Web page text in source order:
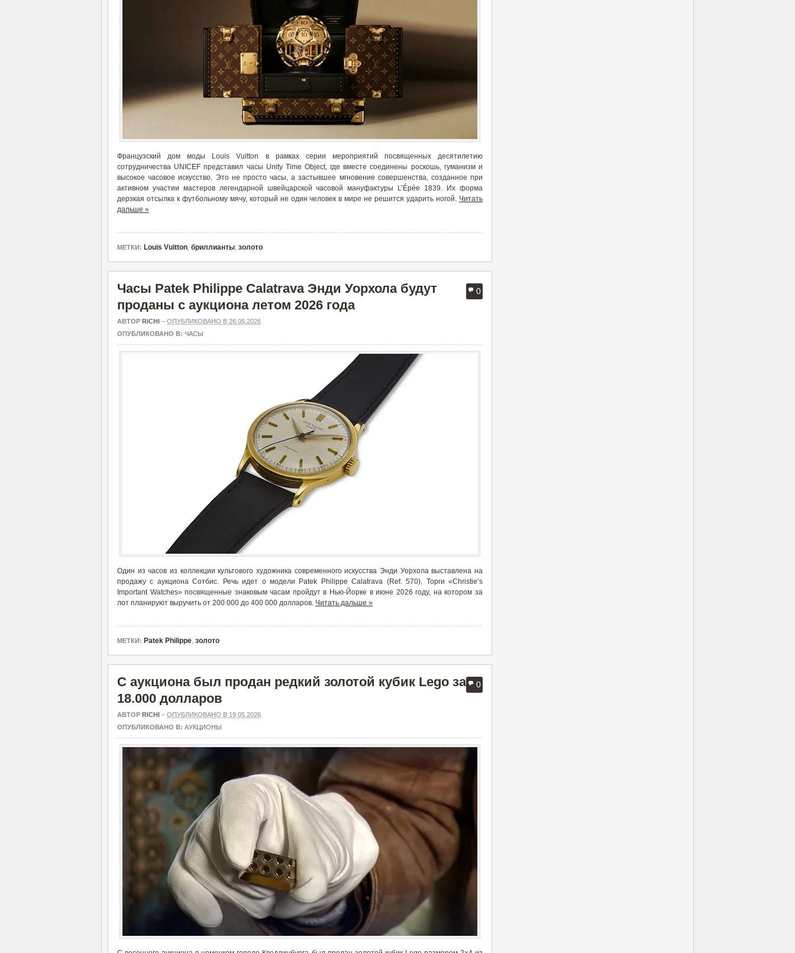
Французский дом моды Louis Vuitton в рамках серии мероприятий посвященных десятилетию
сотрудничества UNICEF представил часы Unity Time Object, где вместе соединены роскошь, гуманизм и
высокое часовое искусство. Это не просто часы, а застывшее мгновение совершенства, созданное при
активном участии мастеров легендарной швейцарской часовой мануфактуры L’Épée 1839. Их форма
дерзкая отсылка к футбольному мячу, который не один человек в мире не решится ударить ногой. Читать
дальше »
МЕТКИ: Louis Vuitton, бриллианты, золото
0
Часы Patek Philippe Calatrava Энди Уорхола будут
проданы с аукциона летом 2026 года
АВТОР RICHI – ОПУБЛИКОВАНО В 26.05.2026
ОПУБЛИКОВАНО В: ЧАСЫ
Один из часов из коллекции культового художника современного искусства Энди Уорхола выставлена на
продажу с аукциона Сотбис. Речь идет о модели Patek Philippe Calatrava (Ref. 570). Торги «Christie’s
Important Watches» посвященные знаковым часам пройдут в Нью-Йорке в июне 2026 году, на котором за
лот планируют выручить от 200 000 до 400 000 долларов. Читать дальше »
МЕТКИ: Patek Philippe, золото
0
С аукциона был продан редкий золотой кубик Lego за
18.000 долларов
АВТОР RICHI – ОПУБЛИКОВАНО В 19.05.2026
ОПУБЛИКОВАНО В: АУКЦИОНЫ